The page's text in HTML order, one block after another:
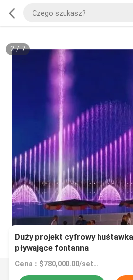
2/7
Duży projekt cyfrowy
pływające fontanna
Cena：$780,000.00/sets >=1 sets